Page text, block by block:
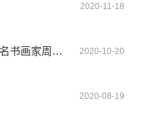
2020-11-18
翰墨传情万众一心抗疫情——著名书画家周松文专题报道 2020-10-20
2020-08-19